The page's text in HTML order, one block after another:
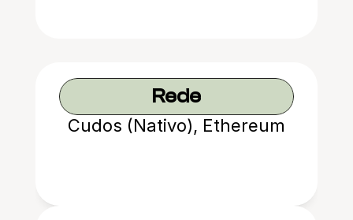
Rede
Cudos (Nativo), Ethereum